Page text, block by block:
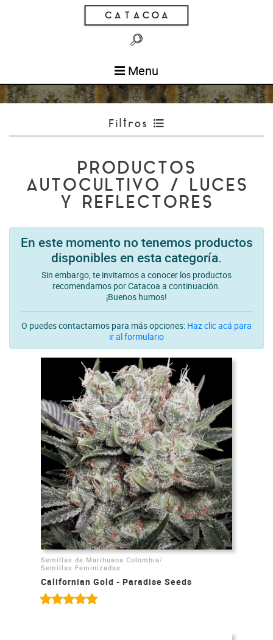
Menu
Filtros
PRODUCTOS
AUTOCULTIVO / LUCES
Y REFLECTORES
En este momento no tenemos productos
disponibles en esta categoría.
Sin embargo, te invitamos a conocer los productos
recomendamos por Catacoa a continuación.
¡Buenos humos!
O puedes contactarnos para más opciones: Haz clic acá para
ir al formulario
Semillas de Marihuana Colombia/
Semillas Feminizadas
Californian Gold - Paradise Seeds